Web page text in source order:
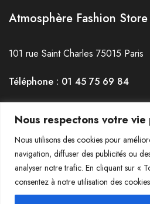
Nous respectons votre vie
Nous utilisons des cookies pour
navigation, diffuser des publicités ou
analyser notre trafic. En cliquant sur «
consentez à notre utilisation des
Atmosphère Fashion Store
101 rue Saint Charles 75015 Paris
Téléphone : 01 45 75 69 84
Horaires : du mardi au Samedi